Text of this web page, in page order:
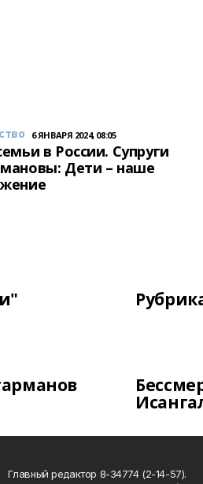
6 ЯНВАРЯ 2024, 08:05
в России. Супруги
Дети – наше
Главный редактор 8-34774 (2-14-57).